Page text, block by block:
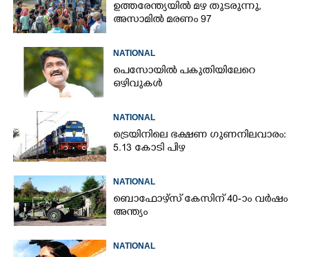
ഉത്തരേന്ത്യയിൽ മഴ തുടരുന്നു,​
അസാമിൽ മരണം 97
NATIONAL
പെസോയിൽ പകുതിയിലേറെ
ഒഴിവുകൾ
NATIONAL
ട്രെയിനിലെ ഭക്ഷണ ഗുണനിലവാരം:
5.13 കോടി പിഴ
NATIONAL
ബൊഫോഴ്സ് കേസിന് 40-ാം വ‌ർഷം
അന്ത്യം
NATIONAL